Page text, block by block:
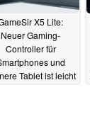
X5 Lite:
Neuer Gaming-
Controller für
und
Tablet ist leicht